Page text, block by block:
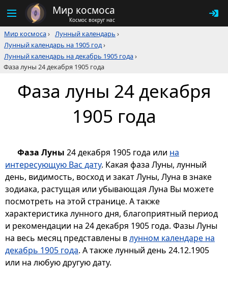
Мир космоса
Космос вокруг нас
Мир космоса› Лунный календарь ›
Лунный календарь на 1905 год›
Лунный календарь на декабрь 1905 года›
Фаза луны 24 декабря 1905 года
Фаза луны 24 декабря
1905 года
Фаза Луны 24 декабря 1905 года или на
интересующую Вас дату. Какая фаза Луны, лунный
день, видимость, восход и закат Луны, Луна в знаке
зодиака, растущая или убывающая Луна Вы можете
посмотреть на этой странице. А также
характеристика лунного дня, благоприятный период
и рекомендации на 24 декабря 1905 года. Фазы Луны
на весь месяц представлены влунном календаре на
декабрь 1905 года. А также лунный день 24.12.1905
или на любую другую дату.